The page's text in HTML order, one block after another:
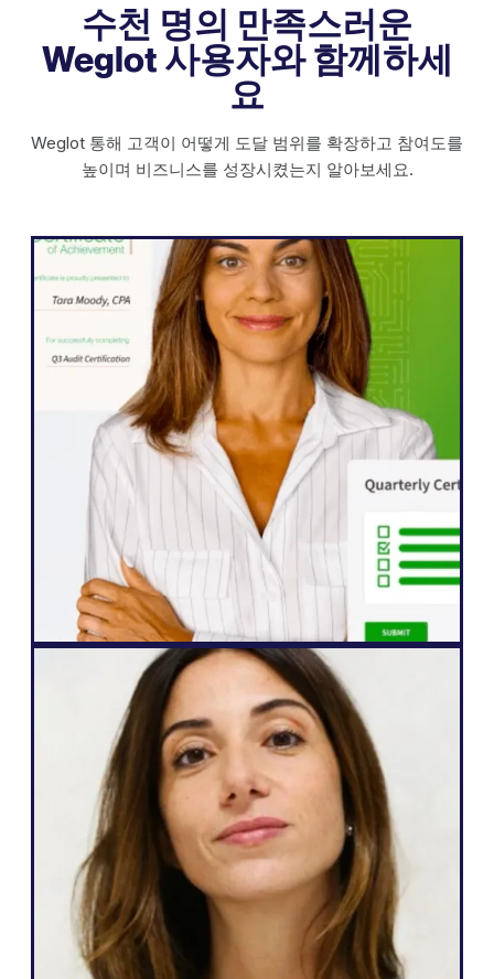
수천 명의 만족스러운
Weglot 사용자와 함께하세
요
Weglot 통해 고객이 어떻게 도달 범위를 확장하고 참여도를
높이며 비즈니스를 성장시켰는지 알아보세요.
워드프레스
Weglot 덕분에 웹사이트를 5개 언어로 빠르
게 확장할 수 있었습니다. 그 어느 때보다 콘
텐츠와 소통하기를 열망하는 전 세계 시청자
들의 참여도가 크게 향상되었습니다."
존 스프링리
선임 웹사이트 관리자
웹 에이전시
Weglot 제가 필요로 하고 고객에게 약속할
수 있는 것, 즉 다국어를 쉽게 사용할 수 있
고, 웹사이트를 완전히 자율적으로 관리할 수
있으며, 더 많은 리드를 생성하고, 단 몇 번의
클릭으로 이 모든 것을 할 수 있는 기능에 부
합하기 때문에 훌륭합니다."